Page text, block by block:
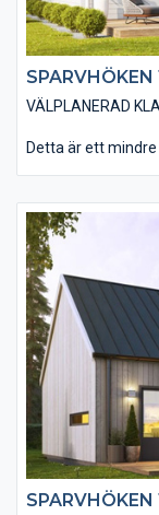
VÄLPLANERAD
Detta är ett
svensk villa.
in- och utvändigt
planlösningen gör
Vardagsrummet
med tre stora
upp innertaket till
ännu mer känsla
sovrum, ett